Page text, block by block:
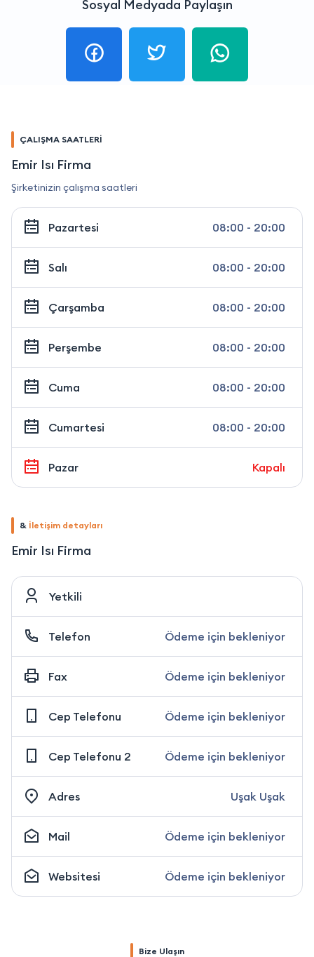
Sosyal Medyada Paylaşın
ÇALIŞMA SAATLERİ
Emir Isı Firma
Şirketinizin çalışma saatleri
Pazartesi 08:00 - 20:00
Salı 08:00 - 20:00
Çarşamba 08:00 - 20:00
Perşembe 08:00 - 20:00
Cuma 08:00 - 20:00
Cumartesi 08:00 - 20:00
Pazar Kapalı
& İletişim detayları
Emir Isı Firma
Yetkili
Telefon Ödeme için bekleniyor
Fax Ödeme için bekleniyor
Cep Telefonu Ödeme için bekleniyor
Cep Telefonu 2 Ödeme için bekleniyor
Adres Uşak Uşak
Mail Ödeme için bekleniyor
Websitesi Ödeme için bekleniyor
Bize Ulaşın